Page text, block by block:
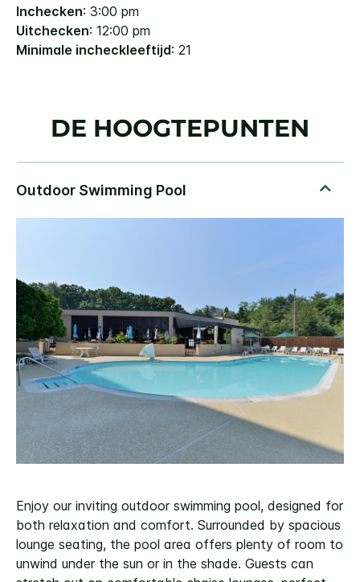
Inchecken: 3:00 pm
Uitchecken: 12:00 pm
Minimale incheckleeftijd: 21
DE HOOGTEPUNTEN
Enjoy our inviting outdoor swimming pool, designed for
both relaxation and comfort. Surrounded by spacious
lounge seating, the pool area offers plenty of room to
unwind under the sun or in the shade. Guests can